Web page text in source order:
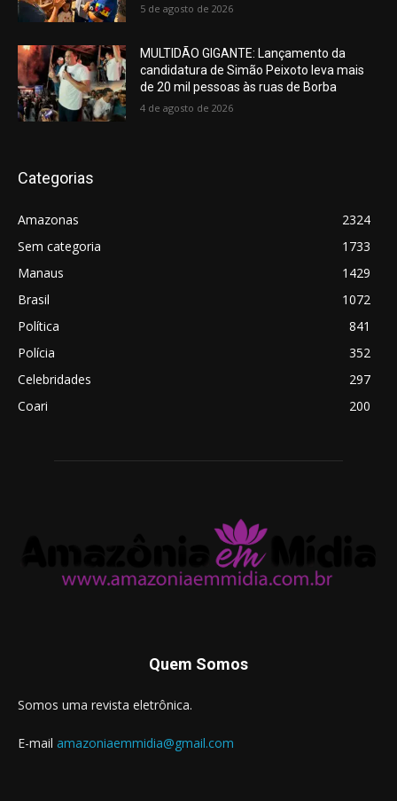
5 de agosto de 2026
MULTIDÃO GIGANTE: Lançamento da
candidatura de Simão Peixoto leva mais
de 20 mil pessoas às ruas de Borba
4 de agosto de 2026
Categorias
Amazonas
2324
Sem categoria
1733
Manaus
1429
Brasil
1072
Política
841
Polícia
352
Celebridades
297
Coari
200
Quem Somos
Somos uma revista eletrônica.
E-mail amazoniaemmidia@gmail.com